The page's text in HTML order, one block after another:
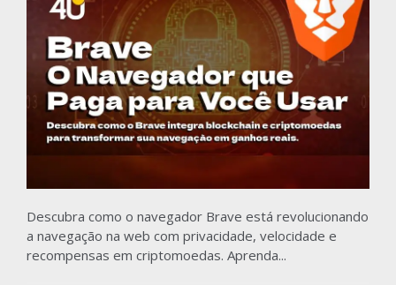
Descubra como o navegador Brave está revolucionando
a navegação na web com privacidade, velocidade e
recompensas em criptomoedas. Aprenda...